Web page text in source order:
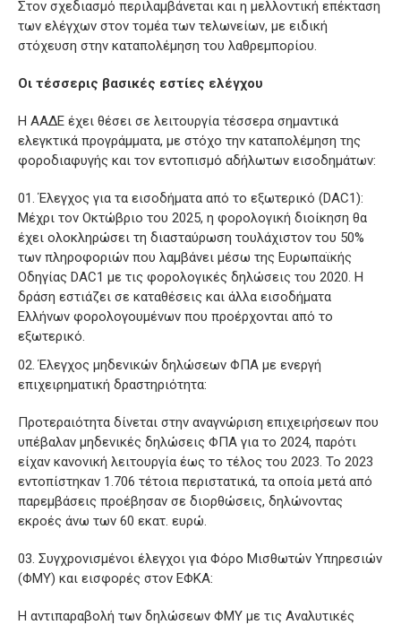
Στον σχεδιασμό περιλαμβάνεται και η μελλοντική επέκταση
των ελέγχων στον τομέα των τελωνείων, με ειδική
στόχευση στην καταπολέμηση του λαθρεμπορίου.
Οι τέσσερις βασικές εστίες ελέγχου
Η ΑΑΔΕ έχει θέσει σε λειτουργία τέσσερα σημαντικά
ελεγκτικά προγράμματα, με στόχο την καταπολέμηση της
φοροδιαφυγής και τον εντοπισμό αδήλωτων εισοδημάτων:
Έλεγχος για τα εισοδήματα από το εξωτερικό (DAC1):
Μέχρι τον Οκτώβριο του 2025, η φορολογική διοίκηση θα
έχει ολοκληρώσει τη διασταύρωση τουλάχιστον του 50%
των πληροφοριών που λαμβάνει μέσω της Ευρωπαϊκής
Οδηγίας DAC1 με τις φορολογικές δηλώσεις του 2020. Η
δράση εστιάζει σε καταθέσεις και άλλα εισοδήματα
Ελλήνων φορολογουμένων που προέρχονται από το
εξωτερικό.
Έλεγχος μηδενικών δηλώσεων ΦΠΑ με ενεργή
επιχειρηματική δραστηριότητα:
Προτεραιότητα δίνεται στην αναγνώριση επιχειρήσεων που
υπέβαλαν μηδενικές δηλώσεις ΦΠΑ για το 2024, παρότι
είχαν κανονική λειτουργία έως το τέλος του 2023. Το 2023
εντοπίστηκαν 1.706 τέτοια περιστατικά, τα οποία μετά από
παρεμβάσεις προέβησαν σε διορθώσεις, δηλώνοντας
εκροές άνω των 60 εκατ. ευρώ.
Συγχρονισμένοι έλεγχοι για Φόρο Μισθωτών Υπηρεσιών
(ΦΜΥ) και εισφορές στον ΕΦΚΑ:
Η αντιπαραβολή των δηλώσεων ΦΜΥ με τις Αναλυτικές